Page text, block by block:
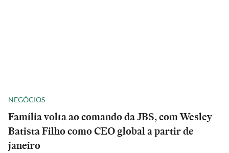
NEGÓCIOS
Família volta ao comando da JBS, com Wesley
Batista Filho como CEO global a partir de
janeiro